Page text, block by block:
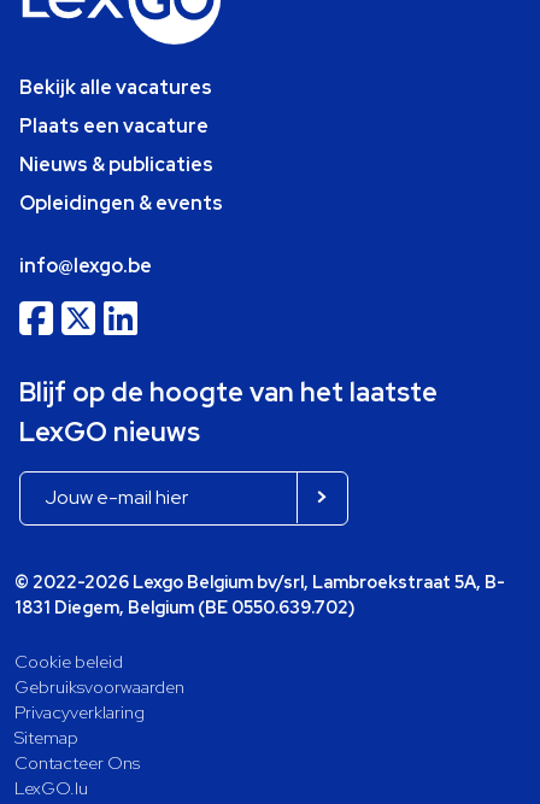
Bekijk alle vacatures
Plaats een vacature
Nieuws & publicaties
Opleidingen & events
info@lexgo.be
Blijf op de hoogte van het laatste
LexGO nieuws
© 2022-2026 Lexgo Belgium bv/srl, Lambroekstraat 5A, B-
1831 Diegem, Belgium (BE 0550.639.702)
Cookie beleid
Gebruiksvoorwaarden
Privacyverklaring
Sitemap
Contacteer Ons
LexGO.lu